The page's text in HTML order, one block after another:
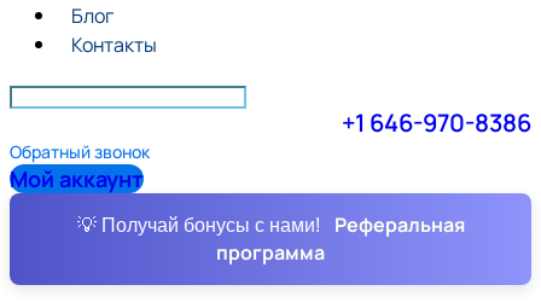
Блог
Контакты
+1 646-970-8386
Обратный звонок
Мой аккаунт
💡 Получай бонусы с нами!
Реферальная
программа